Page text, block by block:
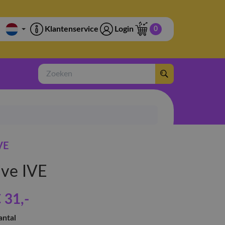
Klantenservice Login 0
Zoeken
IVE
31,-